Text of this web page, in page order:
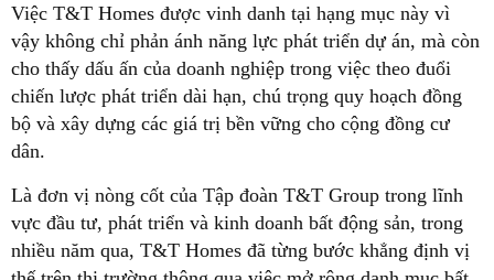
Việc T&T Homes được vinh danh tại hạng mục này vì
vậy không chỉ phản ánh năng lực phát triển dự án, mà còn
cho thấy dấu ấn của doanh nghiệp trong việc theo đuổi
chiến lược phát triển dài hạn, chú trọng quy hoạch đồng
bộ và xây dựng các giá trị bền vững cho cộng đồng cư
dân.
Là đơn vị nòng cốt của Tập đoàn T&T Group trong lĩnh
vực đầu tư, phát triển và kinh doanh bất động sản, trong
nhiều năm qua, T&T Homes đã từng bước khẳng định vị